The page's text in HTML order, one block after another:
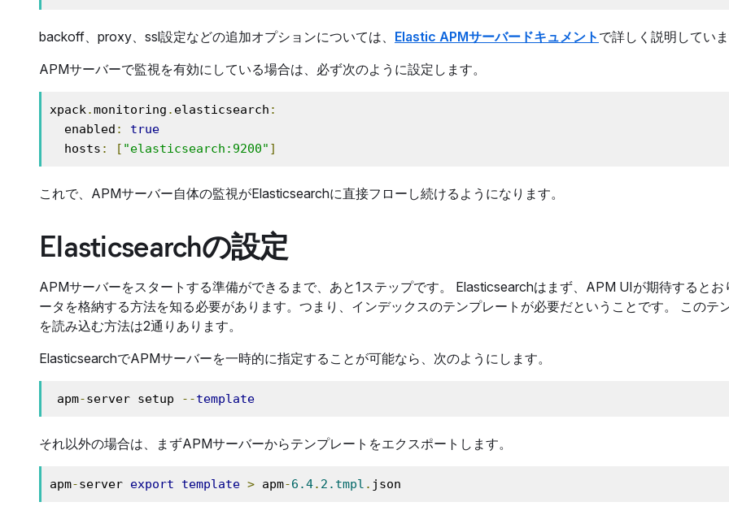
backoff、proxy、ssl設定などの追加オプションについては、 Elastic APMサーバードキュメント で詳しく説明していま
APMサーバーで監視を有効にしている場合は、必ず次のように設定します。
xpack.monitoring . elasticsearch :
  enabled
:
true
  hosts
: [ "elasticsearch:9200" ]
これで、APMサーバー自体の監視がElasticsearchに直接フローし続けるようになります。
Elasticsearchの設定
APMサーバーをスタートする準備ができるまで、あと1ステップです。 Elasticsearchはまず、APM UIが期待すると
ータを格納する方法を知る必要があります。つまり、インデックスのテンプレートが必要だということです。 このテ
を読み込む方法は2通りあります。
ElasticsearchでAPMサーバーを一時的に指定することが可能なら、次のようにします。
apm-server setup --template
それ以外の場合は、まずAPMサーバーからテンプレートをエクスポートします。
apm-server export template > apm-6.4. 2.tmpl . json